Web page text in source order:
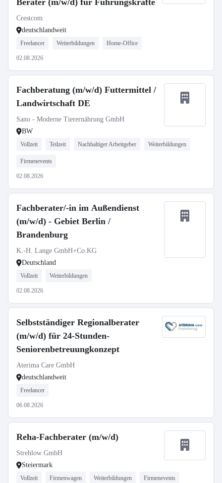
Berater (m/w/d) für Führungskräfte
Crestcom
deutschlandweit
Freelancer Weiterbildungen Home-Office
02.08.2026
Fachberatung (m/w/d) Futtermittel /
Landwirtschaft DE
Sano - Moderne Tierernährung GmbH
BW
Vollzeit Teilzeit Nachhaltiger Arbeitgeber Weiterbildungen
Firmenevents
02.08.2026
Fachberater/-in im Außendienst
(m/w/d) - Gebiet Berlin /
Brandenburg
K.-H. Lange GmbH+Co.KG
Deutschland
Vollzeit Weiterbildungen
02.08.2026
Selbstständiger Regionalberater
(m/w/d) für 24-Stunden-
Seniorenbetreuungkonzept
Aterima Care GmbH
deutschlandweit
Freelancer
06.08.2026
Reha-Fachberater (m/w/d)
Strehlow GmbH
Steiermark
Vollzeit Firmenwagen Weiterbildungen Firmenevents